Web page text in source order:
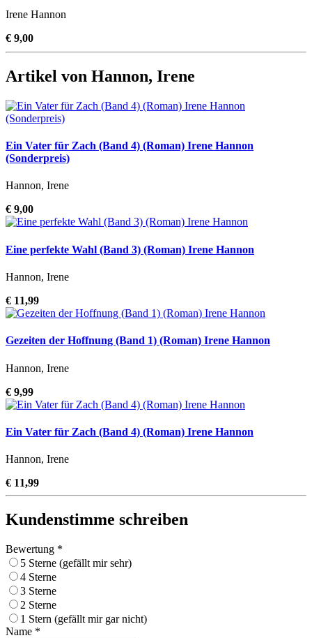
Irene Hannon
€ 9,00
Artikel von Hannon, Irene
Ein Vater für Zach (Band 4) (Roman) Irene Hannon
(Sonderpreis)
Hannon, Irene
€ 9,00
Eine perfekte Wahl (Band 3) (Roman) Irene Hannon
Hannon, Irene
€ 11,99
Gezeiten der Hoffnung (Band 1) (Roman) Irene Hannon
Hannon, Irene
€ 9,99
Ein Vater für Zach (Band 4) (Roman) Irene Hannon
Hannon, Irene
€ 11,99
Kundenstimme schreiben
Bewertung *
5 Sterne (gefällt mir sehr)
4 Sterne
3 Sterne
2 Sterne
1 Stern (gefällt mir gar nicht)
Name *